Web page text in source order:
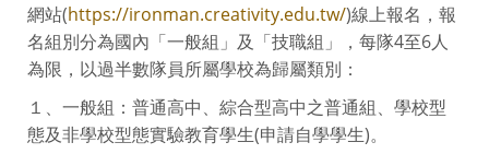
網站(https://ironman.creativity.edu.tw/)線上報名，報
名組別分為國內「一般組」及「技職組」，每隊4至6人
為限，以過半數隊員所屬學校為歸屬類別：
１、一般組：普通高中、綜合型高中之普通組、學校型
態及非學校型態實驗教育學生(申請自學學生)。